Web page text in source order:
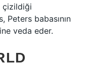
çizildiği
Peters babasının
veda eder.